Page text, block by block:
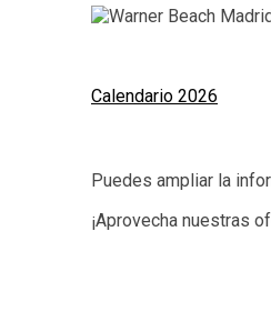
Calendario 2026
Puedes ampliar la
¡Aprovecha nuestras